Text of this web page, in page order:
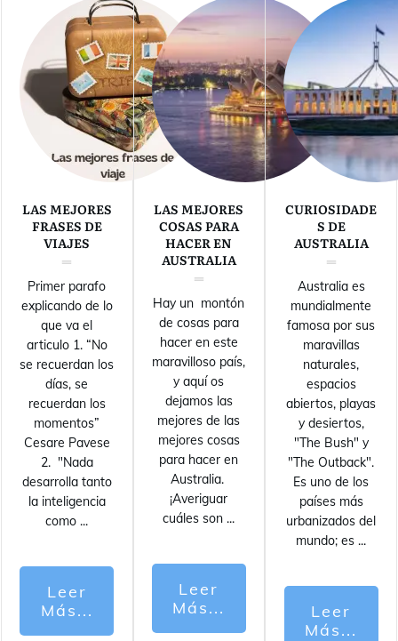
LAS MEJORES
FRASES DE
VIAJES
Primer parafo
explicando de lo
que va el
articulo 1. “No
se recuerdan los
días, se
recuerdan los
momentos”
Cesare Pavese
2. "Nada
desarrolla tanto
la inteligencia
como ...
Leer
Más...
LAS MEJORES
COSAS PARA
HACER EN
AUSTRALIA
Hay un montón
de cosas para
hacer en este
maravilloso país,
y aquí os
dejamos las
mejores de las
mejores cosas
para hacer en
Australia.
¡Averiguar
cuáles son ...
Leer
Más...
CURIOSIDADE
S DE
AUSTRALIA
Australia es
mundialmente
famosa por sus
maravillas
naturales,
espacios
abiertos, playas
y desiertos,
"The Bush" y
"The Outback".
Es uno de los
países más
urbanizados del
mundo; es ...
Leer
Más...